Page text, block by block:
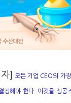
] 모든 기업 CEO의 가
정해야 한다. 이것을 성공